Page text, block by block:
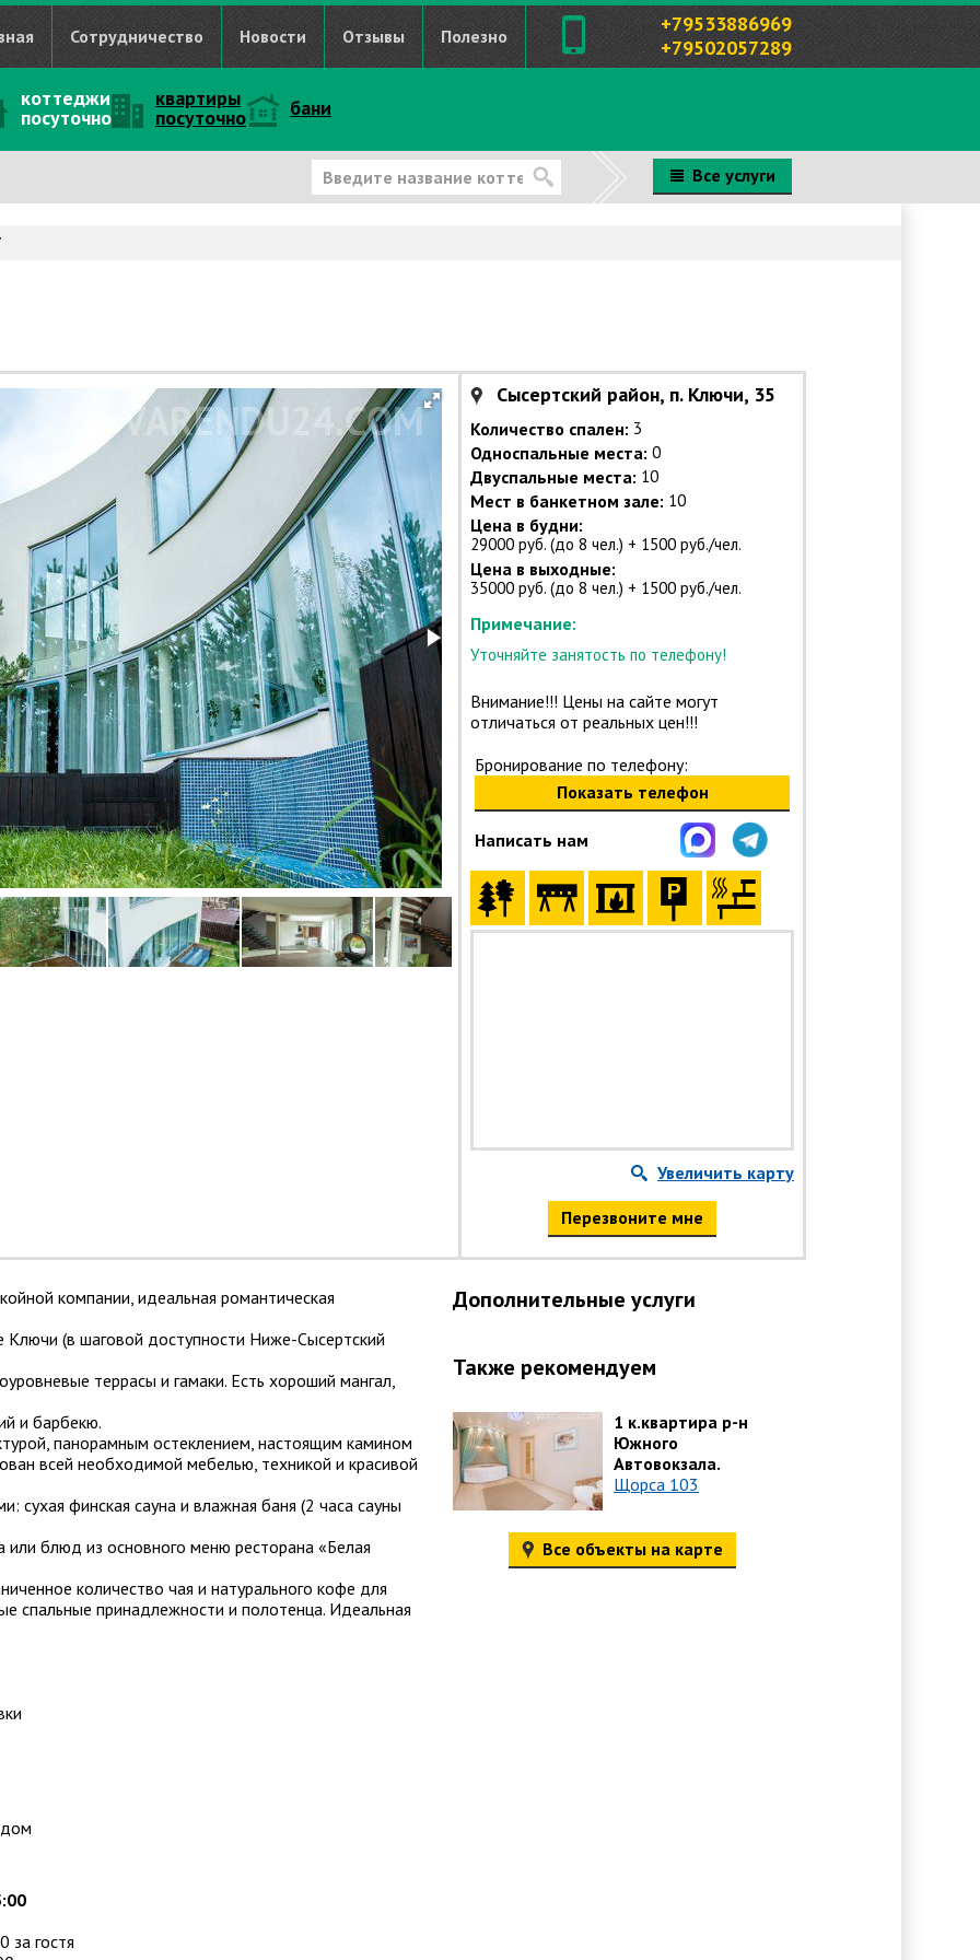
Сотрудничество Новости Отзывы Полезно
+79533886969
+79502057289
коттеджи
посуточно
квартиры
посуточно бани
Все услуги
Сысертский район, п. Ключи, 35
Количество спален: 3
Односпальные места: 0
Двуспальные места: 10
Мест в банкетном зале: 10
Цена в будни:
29000 руб. (до 8 чел.) + 1500 руб./чел.
Цена в выходные:
35000 руб. (до 8 чел.) + 1500 руб./чел.
Примечание:
Уточняйте занятость по телефону!
Внимание!!! Цены на сайте могут
отличаться от реальных цен!!!
Бронирование по телефону:
Показать телефон
Написать нам
Увеличить карту
Перезвоните мне
компании, идеальная романтическая
(в шаговой доступности Ниже-Сысертский
террасы и гамаки. Есть хороший мангал,
и барбекю.
панорамным остеклением, настоящим камином
всей необходимой мебелью, техникой и красивой
сухая финская сауна и влажная баня (2 часа сауны
или блюд из основного меню ресторана «Белая
количество чая и натурального кофе для
спальные принадлежности и полотенца. Идеальная
за гостя
Дополнительные услуги
Также рекомендуем
1 к.квартира р-н
Южного
Автовокзала.
Щорса 103
Все объекты на карте